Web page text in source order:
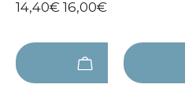
14,40€ 16,00€